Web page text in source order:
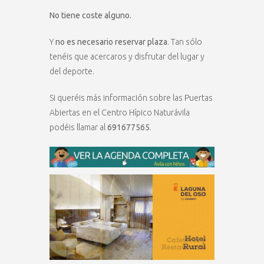
No tiene coste alguno.
Yno es necesario reservar plaza. Tan sólo
tenéis que acercaros y disfrutar del lugar y
del deporte.
Si queréis más información sobre las Puertas
Abiertas en el Centro Hípico Naturávila
podéis llamar al 691677565.